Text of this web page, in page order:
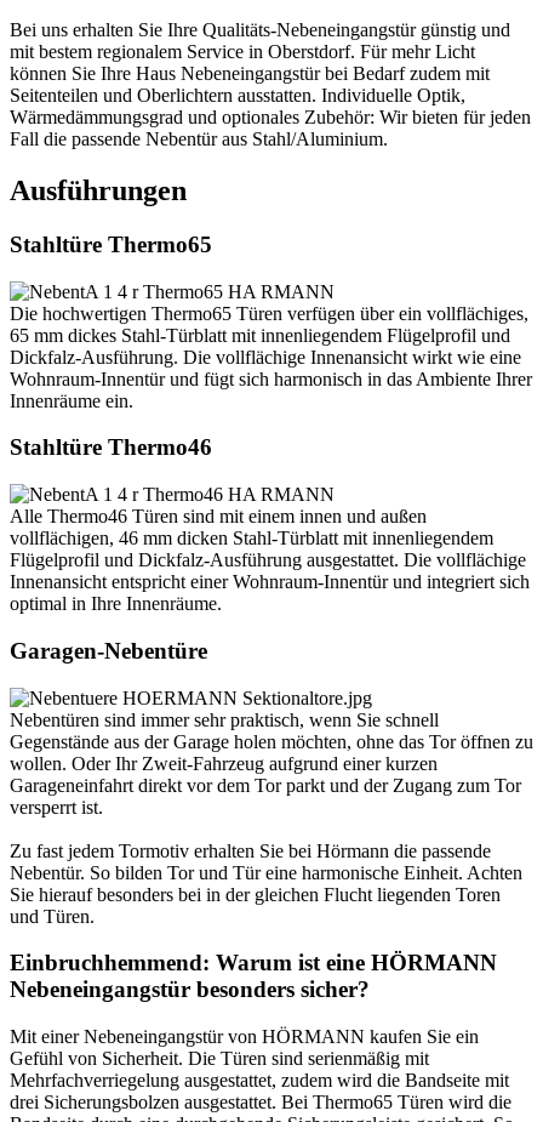
Bei uns erhalten Sie Ihre Qualitäts-Nebeneingangstür günstig und
mit bestem regionalem Service in Oberstdorf. Für mehr Licht
können Sie Ihre Haus Nebeneingangstür bei Bedarf zudem mit
Seitenteilen und Oberlichtern ausstatten. Individuelle Optik,
Wärmedämmungsgrad und optionales Zubehör: Wir bieten für jeden
Fall die passende Nebentür aus Stahl/Aluminium.
Ausführungen
Stahltüre Thermo65
Die hochwertigen Thermo65 Türen verfügen über ein vollflächiges,
65 mm dickes Stahl-Türblatt mit innenliegendem Flügelprofil und
Dickfalz-Ausführung. Die vollflächige Innenansicht wirkt wie eine
Wohnraum-Innentür und fügt sich harmonisch in das Ambiente Ihrer
Innenräume ein.
Stahltüre Thermo46
Alle Thermo46 Türen sind mit einem innen und außen
vollflächigen, 46 mm dicken Stahl-Türblatt mit innenliegendem
Flügelprofil und Dickfalz-Ausführung ausgestattet. Die vollflächige
Innenansicht entspricht einer Wohnraum-Innentür und integriert sich
optimal in Ihre Innenräume.
Garagen-Nebentüre
Nebentüren sind immer sehr praktisch, wenn Sie schnell
Gegenstände aus der Garage holen möchten, ohne das Tor öffnen zu
wollen. Oder Ihr Zweit-Fahrzeug aufgrund einer kurzen
Garageneinfahrt direkt vor dem Tor parkt und der Zugang zum Tor
versperrt ist.
Zu fast jedem Tormotiv erhalten Sie bei Hörmann die passende
Nebentür. So bilden Tor und Tür eine harmonische Einheit. Achten
Sie hierauf besonders bei in der gleichen Flucht liegenden Toren
und Türen.
Einbruchhemmend: Warum ist eine HÖRMANN
Nebeneingangstür besonders sicher?
Mit einer Nebeneingangstür von HÖRMANN kaufen Sie ein
Gefühl von Sicherheit. Die Türen sind serienmäßig mit
Mehrfachverriegelung ausgestattet, zudem wird die Bandseite mit
drei Sicherungsbolzen ausgestattet. Bei Thermo65 Türen wird die